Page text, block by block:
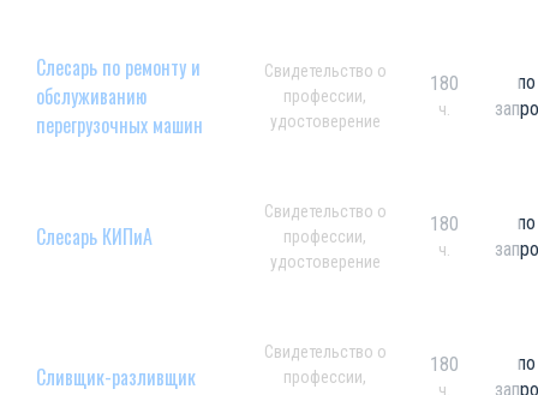
Слесарь по ремонту и
обслуживанию
перегрузочных машин
Свидетельство о
профессии,
удостоверение
180
ч.
по
Слесарь КИПиА
Свидетельство о
профессии,
удостоверение
180
ч.
по
Сливщик-разливщик
Свидетельство о
профессии,
180
ч.
по